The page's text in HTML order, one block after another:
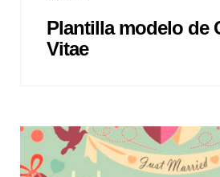
Plantilla modelo de
Vitae